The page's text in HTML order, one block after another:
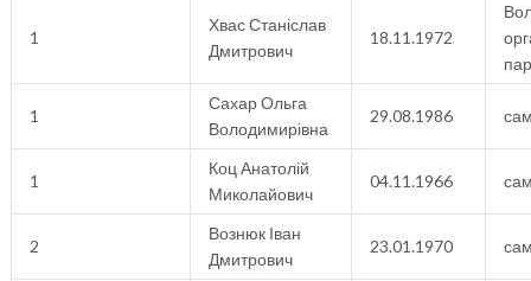
1
Хвас Станіслав
Дмитрович
18.11.1972
1
Сахар Ольга
Володимирівна
29.08.1986
1
Коц Анатолій
Миколайович
04.11.1966
2
Вознюк Іван
Дмитрович
23.01.1970